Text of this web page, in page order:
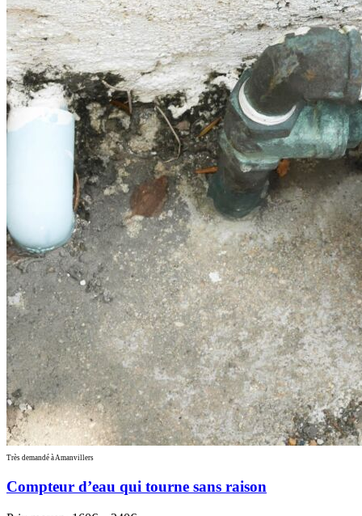
Très demandé à Amanvillers
Compteur d’eau qui tourne sans raison